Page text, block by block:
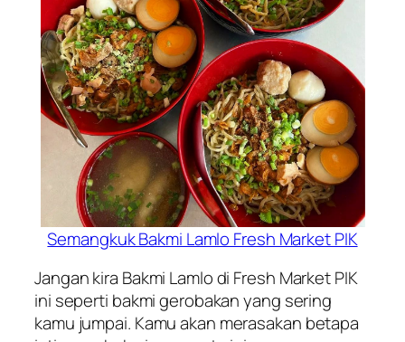
Semangkuk Bakmi Lamlo Fresh Market PIK
Jangan kira Bakmi Lamlo di Fresh Market PIK
ini seperti bakmi gerobakan yang sering
kamu jumpai. Kamu akan merasakan betapa